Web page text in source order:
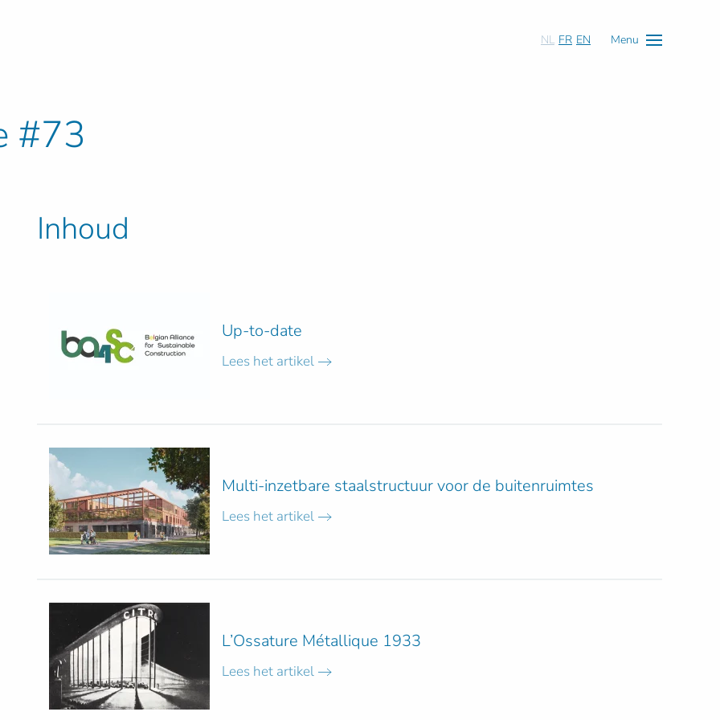
NL FR EN Menu
#73
Inhoud
Up-to-date
Lees het artikel
Multi-inzetbare staalstructuur voor de buitenruimtes
Lees het artikel
L’Ossature Métallique 1933
Lees het artikel